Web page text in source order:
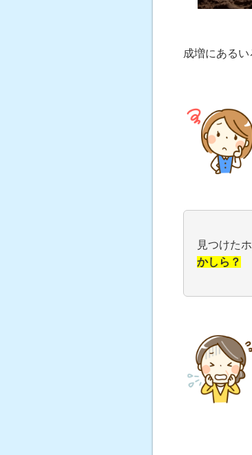
成増にある
見つけた
かしら？